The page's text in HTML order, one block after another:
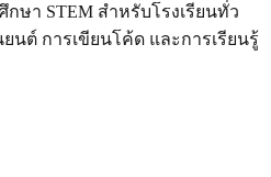
ษา STEM สำหรับโรงเรียนทั่ว
นต์ การเขียนโค้ด และการเรียนรู้